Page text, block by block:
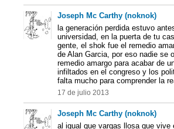
Joseph Mc Carthy (noknok)
la generación perdida estuvo
universidad, en la puerta de tu
gente, el shok fue el remedio
de Alan Garcia, por eso nadie se
remedio amargo para acabar de
infiltados en el congreso y los
falta mucho para comprender la
17 de julio 2013
Joseph Mc Carthy (noknok)
al igual que vargas llosa que